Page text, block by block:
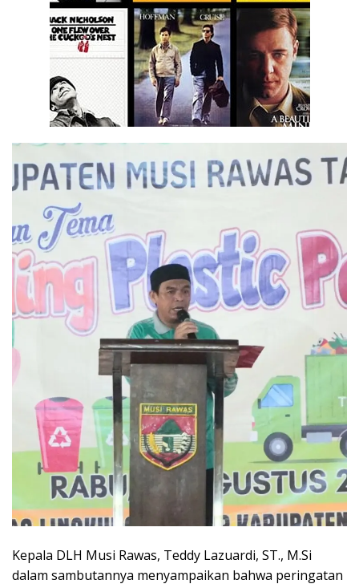
Kepala DLH Musi Rawas, Teddy Lazuardi, ST., M.Si
dalam sambutannya menyampaikan bahwa peringatan